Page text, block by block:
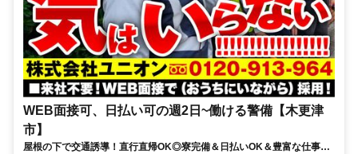
WEB面接可、日払い可の週2日~働ける警備【木更津
市】
屋根の下で交通誘導！直行直帰OK◎寮完備＆日払いOK＆豊富な仕事量